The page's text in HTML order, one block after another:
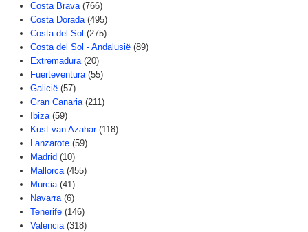
Costa Brava (766)
Costa Dorada (495)
Costa del Sol (275)
Costa del Sol - Andalusië (89)
Extremadura (20)
Fuerteventura (55)
Galicië (57)
Gran Canaria (211)
Ibiza (59)
Kust van Azahar (118)
Lanzarote (59)
Madrid (10)
Mallorca (455)
Murcia (41)
Navarra (6)
Tenerife (146)
Valencia (318)